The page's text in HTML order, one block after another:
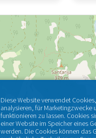
Diese Website verwendet
analysieren, für
funktionieren zu lassen. Cookies
einer Website im Speicher eines
werden. Die Cookies können das